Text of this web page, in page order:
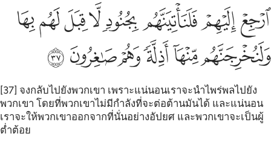
ارجع اليهم فلناتينهم بجنود لا قبل لهم بها ولنخرجنهم منها اذلة وهم
ٱرْجِعْ إِلَيْهِمْ فَلَنَأْتِيَنَّهُم بِجُنُودٍۢ لَّا قِبَلَ لَهُم بِهَا وَلَنُخْرِجَنَّهُم مِّنْهَآ أَذِلَّةًۭ
ﱓﱔﱕﱖﱗﱘﱙﱚ
ﱛﱜﱝﱞﱟﱠ
[37] จงกลับไปยังพวกเขา เพราะแน่นอนเราจะนำไพร่พลไปยัง
พวกเขา โดยที่พวกเขาไม่มีกำลังที่จะต่อต้านมันได้ และแน่นอน
เราจะให้พวกเขาออกจากที่นั่นอย่างอัปยศ และพวกเขาจะเป็นผู้
ต่ำต้อย